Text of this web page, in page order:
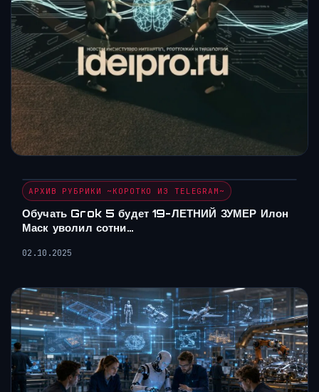
АРХИВ РУБРИКИ ~КОРОТКО ИЗ TELEGRAM~
Обучать Grok 5 будет 19-ЛЕТНИЙ ЗУМЕР Илон
Маск уволил сотни…
02.10.2025